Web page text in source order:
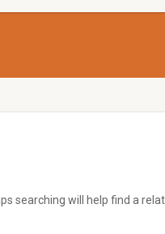
searching will help find a